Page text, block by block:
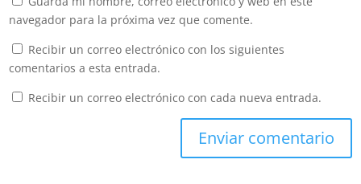
navegador para la próxima vez que comente.
Recibir un correo electrónico con los siguientes
comentarios a esta entrada.
Recibir un correo electrónico con cada nueva entrada.